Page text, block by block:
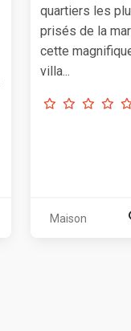
quartiers les
prisés de la
cette
villa...
Maison